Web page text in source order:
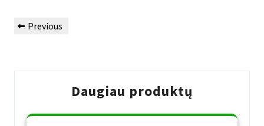
tarp
Previous
Previous
Daugiau produktų